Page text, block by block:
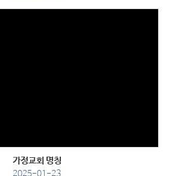
가정교회 명칭
2025-01-23